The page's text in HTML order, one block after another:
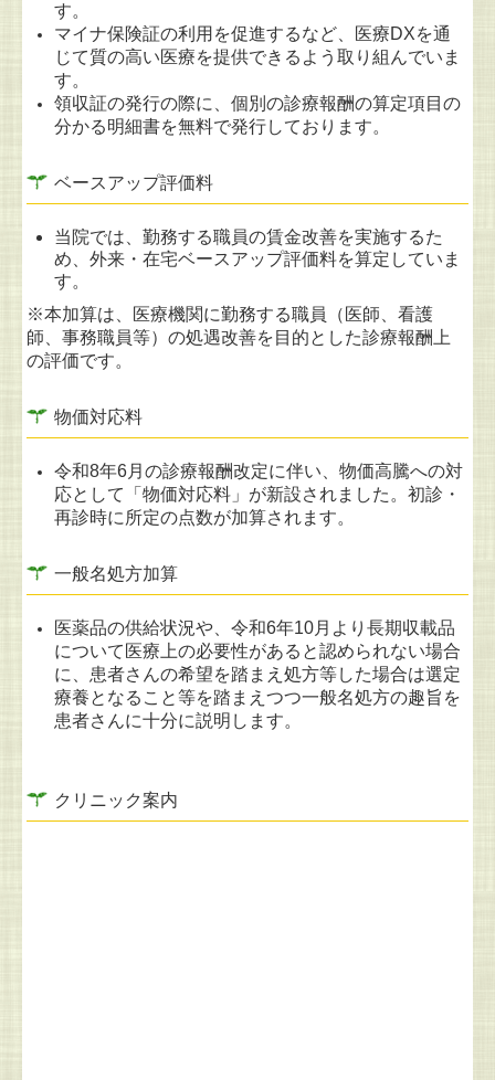
クリニック案内
す。
マイナ保険証の利用を促進するなど、医療DXを通
じて質の高い医療を提供できるよう取り組んでいま
す。
領収証の発行の際に、個別の診療報酬の算定項目の
分かる明細書を無料で発行しております。
ベースアップ評価料
当院では、勤務する職員の賃金改善を実施するた
め、外来・在宅ベースアップ評価料を算定していま
す。
※本加算は、医療機関に勤務する職員（医師、看護
師、事務職員等）の処遇改善を目的とした診療報酬上
の評価です。
物価対応料
令和8年6月の診療報酬改定に伴い、物価高騰への対
応として「物価対応料」が新設されました。初診・
再診時に所定の点数が加算されます。
一般名処方加算
医薬品の供給状況や、令和6年10月より長期収載品
について医療上の必要性があると認められない場合
に、 患者さんの希望を踏まえ処方等した場合は選定
療養となること等を踏まえつつ一般名処方の趣旨を
患者さんに十分に説明します。